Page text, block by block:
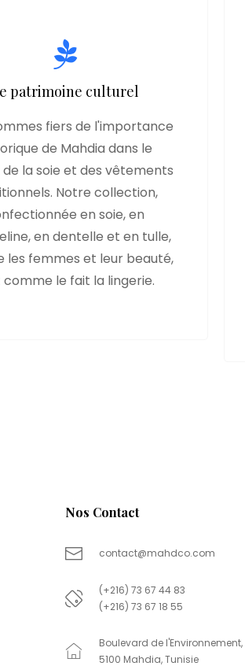
patrimoine culturel
fiers de l'importance
de Mahdia dans le
la soie et des vêtements
Notre collection,
en soie, en
en dentelle et en tulle,
les femmes et leur beauté,
le fait la lingerie.
Nos Contact
contact@mahdco.com
(+216) 73 67 44 83
(+216) 73 67 18 55
Boulevard de l'Environnement,
5100 Mahdia, Tunisie